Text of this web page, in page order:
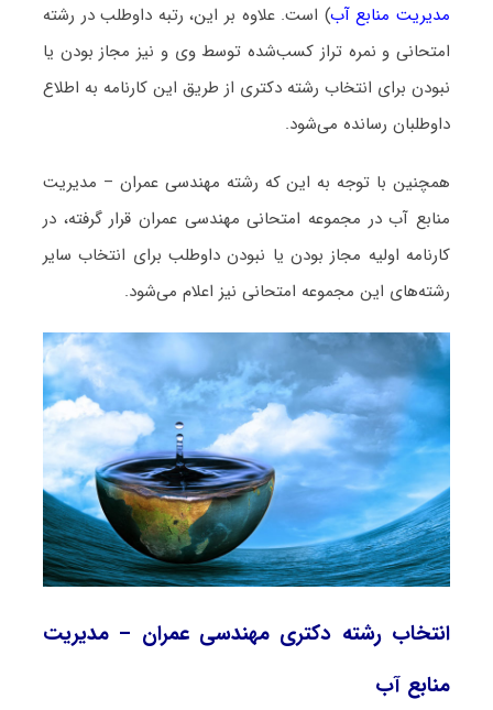
مدیریت منابع آب) است. علاوه بر این، رتبه داوطلب در رشته
امتحانی و نمره تراز کسب‌شده توسط وی و نیز مجاز بودن یا
نبودن برای انتخاب رشته دکتری از طریق این کارنامه به اطلاع
داوطلبان رسانده می‌شود.
همچنین با توجه به این که رشته مهندسی عمران – مدیریت
منابع آب در مجموعه امتحانی مهندسی عمران قرار گرفته، در
کارنامه اولیه مجاز بودن یا نبودن داوطلب برای انتخاب سایر
رشته‌های این مجموعه امتحانی نیز اعلام می‌شود.
انتخاب رشته دکتری مهندسی عمران – مدیریت
منابع آب